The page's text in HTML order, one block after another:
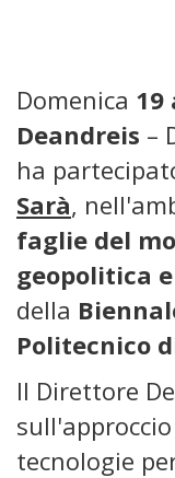
Domenica 19
Deandreis –
ha
Sarà,
faglie del
geopolitica
della
Politecnico
Il Direttore
tecnologie